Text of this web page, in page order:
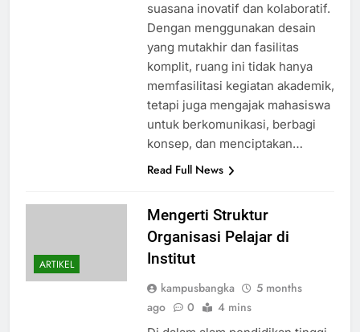
suasana inovatif dan kolaboratif.
Dengan menggunakan desain
yang mutakhir dan fasilitas
komplit, ruang ini tidak hanya
memfasilitasi kegiatan akademik,
tetapi juga mengajak mahasiswa
untuk berkomunikasi, berbagi
konsep, dan menciptakan…
Read Full News
ARTIKEL
Mengerti Struktur
Organisasi Pelajar di
Institut
kampusbangka
5 months
ago
0 4 mins